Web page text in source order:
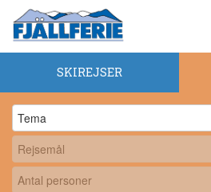
SKIREJSER